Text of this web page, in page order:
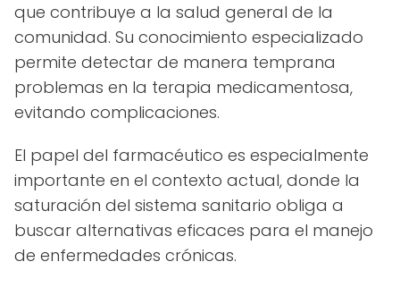
que contribuye a la salud general de la
comunidad. Su conocimiento especializado
permite detectar de manera temprana
problemas en la terapia medicamentosa,
evitando complicaciones.
El papel del farmacéutico es especialmente
importante en el contexto actual, donde la
saturación del sistema sanitario obliga a
buscar alternativas eficaces para el manejo
de enfermedades crónicas.